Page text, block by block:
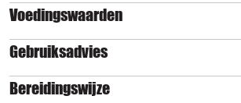
Voedingswaarden
Gebruiksadvies
Bereidingswijze